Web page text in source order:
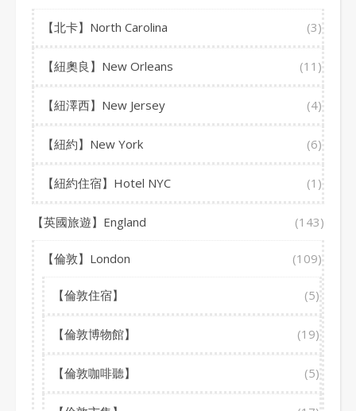
【北卡】North Carolina (3)
【紐奧良】New Orleans (11)
【紐澤西】New Jersey (4)
【紐約】New York (6)
【紐約住宿】Hotel NYC (1)
【英國旅遊】England (143)
【倫敦】London (109)
【倫敦住宿】 (5)
【倫敦博物館】 (19)
【倫敦咖啡聽】 (5)